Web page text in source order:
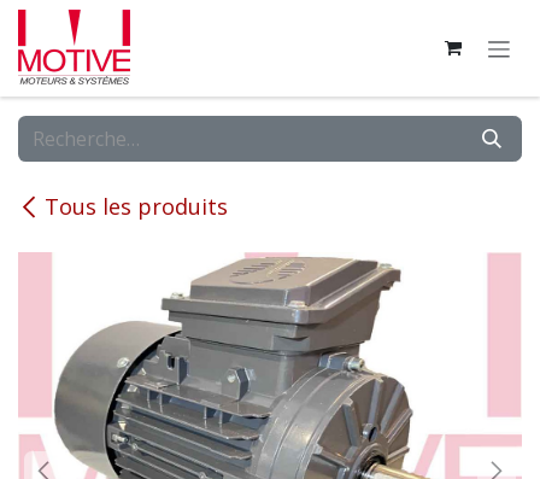
Se rendre au contenu
Tous les produits